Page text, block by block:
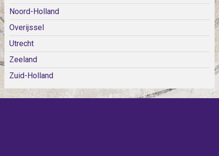
Noord-Holland
Overijssel
Utrecht
Zeeland
Zuid-Holland